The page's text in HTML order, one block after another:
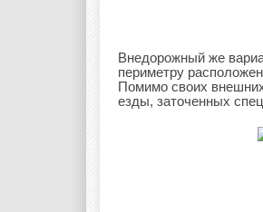
Внедорожный же
периметру
Помимо своих
езды, заточенных